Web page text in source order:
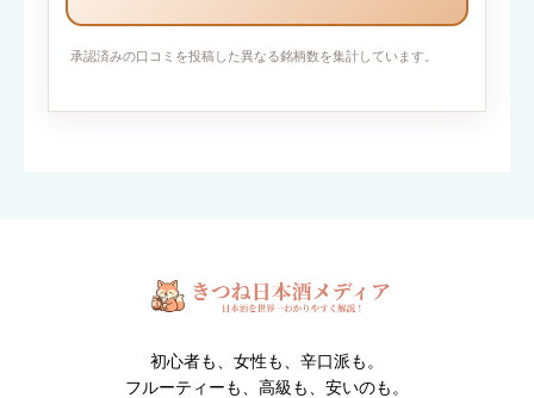
写真を添付
承認済みの口コミを投稿した異なる銘柄数を集計しています。
初心者も、女性も、辛口派も。
フルーティーも、高級も、安いのも。